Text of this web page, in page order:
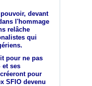
devant
l'hommage
relâche
qui
pour ne pas
et ses
pour
SFIO devenu